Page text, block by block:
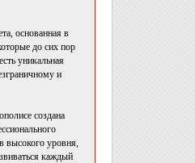
основанная в
до сих пор
уникальная
и
создана
высокого уровня,
каждый